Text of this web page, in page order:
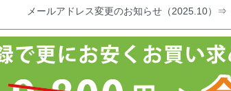
メールアドレス変更のお知らせ（2025.10）⇒